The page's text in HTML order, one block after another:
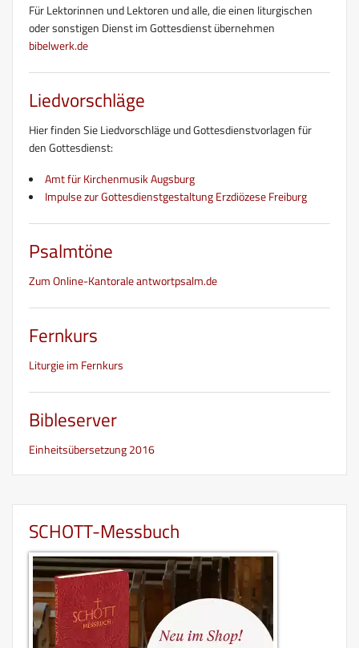
Für Lektorinnen und Lektoren und alle, die einen liturgischen
oder sonstigen Dienst im Gottesdienst übernehmen
bibelwerk.de
Liedvorschläge
Hier finden Sie Liedvorschläge und Gottesdienstvorlagen für
den Gottesdienst:
Amt für Kirchenmusik Augsburg
Impulse zur Gottesdienstgestaltung Erzdiözese Freiburg
Psalmtöne
Zum Online-Kantorale antwortpsalm.de
Fernkurs
Liturgie im Fernkurs
Bibleserver
Einheitsübersetzung 2016
SCHOTT-Messbuch